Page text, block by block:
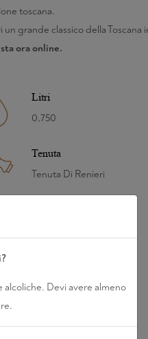
toscana.
un grande classico della Toscana
ora online.
Litri
0,750
Tenuta
Tenuta Di Renieri
24 Mesi In Botte
Certificazione
Devi avere almeno